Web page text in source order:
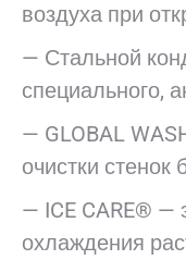
воздуха при
— Стальной
специального,
— GLOBAL
очистки стенок
— ICE CARE® —
охлаждения